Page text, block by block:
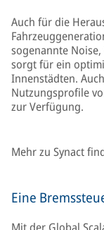
Auch für die
sogenannte
sorgt für ein
Innenstädten.
Nutzungsprofile
zur Verfügung.
Mehr zu Synact
Eine